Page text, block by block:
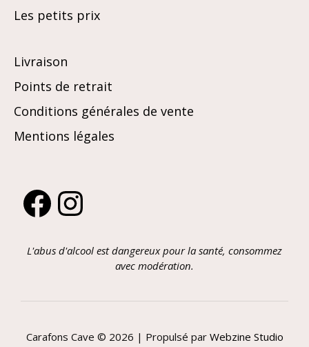
Les petits prix
Livraison
Points de retrait
Conditions générales de vente
Mentions légales
FacebookInstagram
L'abus d'alcool est dangereux pour la santé, consommez
avec modération.
Carafons Cave © 2026 | Propulsé par Webzine Studio